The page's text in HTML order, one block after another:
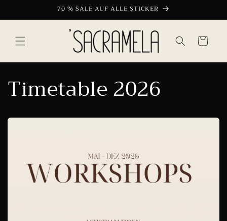
Inhalt
70 % SALE AUF ALLE STICKER
Warenkorb
Timetable 2026